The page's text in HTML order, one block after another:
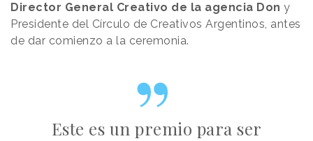
Director General Creativo de la agencia Don y
Presidente del Círculo de Creativos Argentinos, antes
de dar comienzo a la ceremonia.
Este es un premio para ser